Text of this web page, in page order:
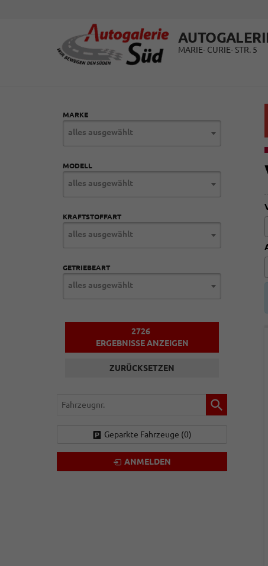
MARIE- CURIE- STR. 5
MARKE
alles ausgewählt
MODELL
alles ausgewählt
KRAFTSTOFFART
alles ausgewählt
GETRIEBEART
alles ausgewählt
2726
ERGEBNISSE ANZEIGEN
ZURÜCKSETZEN
Fahrzeugnr.
Geparkte Fahrzeuge (0)
ANMELDEN